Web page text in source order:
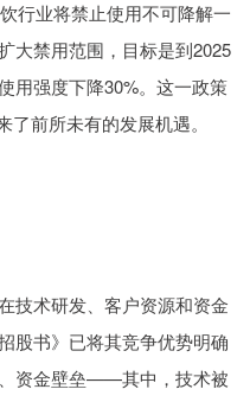
行业将禁止使用不可降解一
大禁用范围，目标是到2025
用强度下降30%。这一政策
前所未有的发展机遇。
术研发、客户资源和资金
股书》已将其竞争优势明确
资金壁垒——其中，技术被